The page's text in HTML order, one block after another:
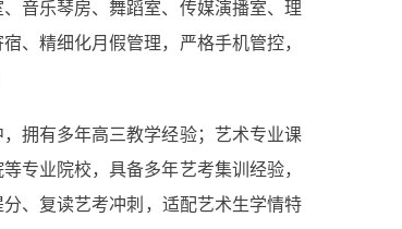
音乐琴房、舞蹈室、传媒演播室、理
、精细化月假管理，严格手机管控，
拥有多年高三教学经验；艺术专业课
等专业院校，具备多年艺考集训经验，
、复读艺考冲刺 ，适配艺术生学情特